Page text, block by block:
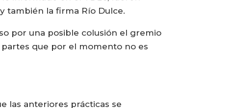
también la firma Río Dulce.
por una posible colusión el gremio
que por el momento no es
las anteriores prácticas se